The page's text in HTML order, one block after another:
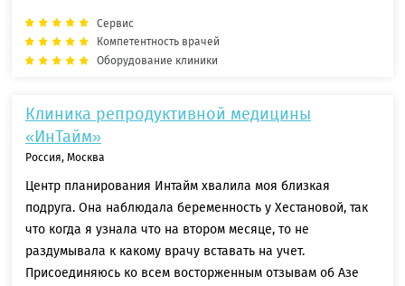
Сервис
Компетентность врачей
Оборудование клиники
Клиника репродуктивной медицины
«ИнТайм»
Россия, Москва
Центр планирования Интайм хвалила моя близкая
подруга. Она наблюдала беременность у Хестановой, так
что когда я узнала что на втором месяце, то не
раздумывала к какому врачу вставать на учет.
Присоединяюсь ко всем восторженным отзывам об Азе